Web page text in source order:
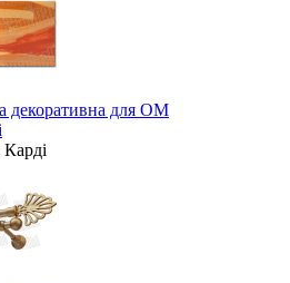
декоративна для ОМ